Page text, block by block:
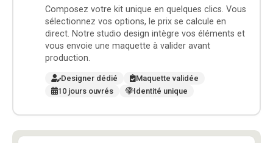
Composez votre kit unique en quelques clics. Vous
sélectionnez vos options, le prix se calcule en
direct. Notre studio design intègre vos éléments et
vous envoie une maquette à valider avant
production.
Designer dédié
Maquette validée
10 jours ouvrés
Identité unique